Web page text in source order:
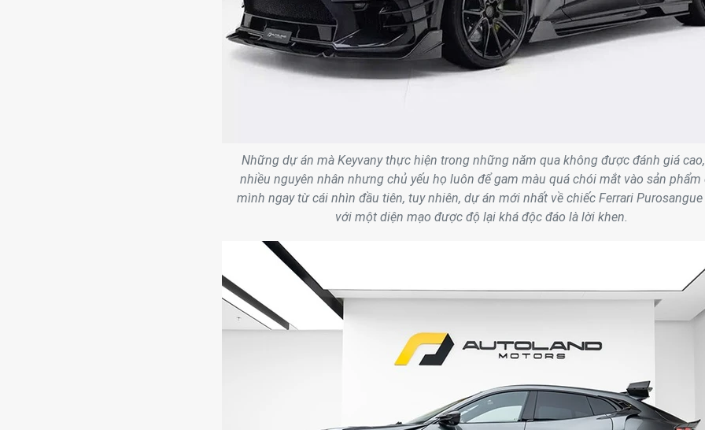
Những dự án mà Keyvany thực hiện trong những năm qua không được đánh giá
nhiều nguyên nhân nhưng chủ yếu họ luôn để gam màu quá chói mắt vào sản phẩm
mình ngay từ cái nhìn đầu tiên, tuy nhiên, dự án mới nhất về chiếc Ferrari Purosangue
với một diện mạo được độ lại khá độc đáo là lời khen.